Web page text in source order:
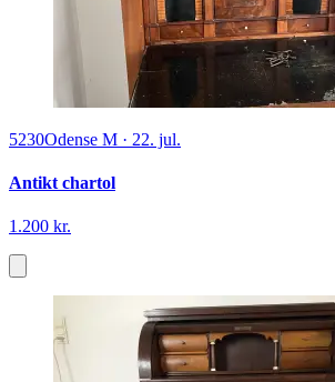
5230Odense M · 22. jul.
Antikt chartol
1.200 kr.